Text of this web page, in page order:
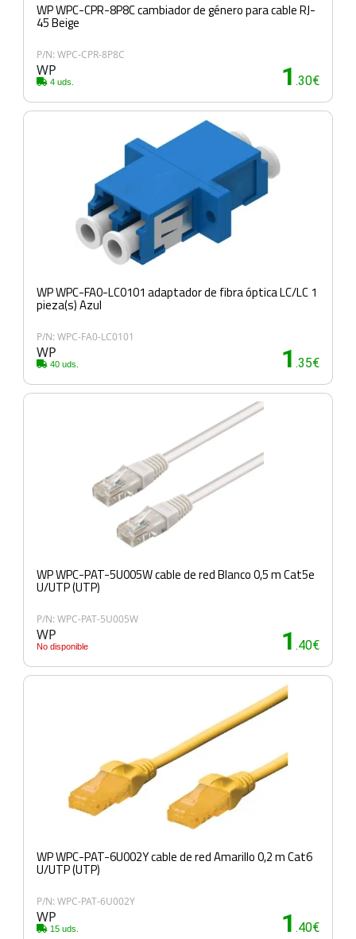
WP WPC-CPR-8P8C cambiador de género para cable RJ-
45 Beige
P/N: WPC-CPR-8P8C
WP
4 uds. 1 .30€
WP WPC-FA0-LC0101 adaptador de fibra óptica LC/LC 1
pieza(s) Azul
P/N: WPC-FA0-LC0101
WP
40 uds. 1 .35€
WP WPC-PAT-5U005W cable de red Blanco 0,5 m Cat5e
U/UTP (UTP)
P/N: WPC-PAT-5U005W
WP
No disponible 1 .40€
WP WPC-PAT-6U002Y cable de red Amarillo 0,2 m Cat6
U/UTP (UTP)
P/N: WPC-PAT-6U002Y
WP
15 uds. 1 .40€